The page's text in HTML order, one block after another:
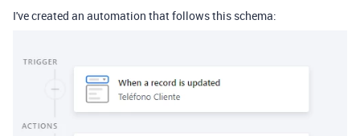
I've created an automation that follows this schema: